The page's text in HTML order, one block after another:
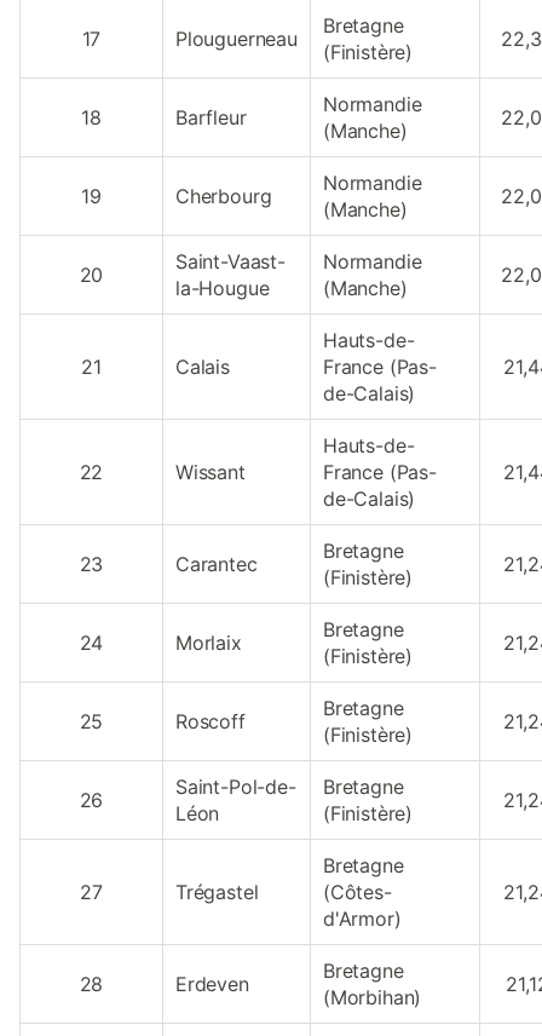
17 Plouguerneau
Bretagne
(Finistère)
18 Barfleur
Normandie
(Manche)
19 Cherbourg
Normandie
(Manche)
20
Saint-Vaast-
la-Hougue
Normandie
(Manche)
21 Calais
Hauts-de-
France (Pas-
de-Calais)
22 Wissant
Hauts-de-
France (Pas-
de-Calais)
23 Carantec
Bretagne
(Finistère)
24 Morlaix
Bretagne
(Finistère)
25 Roscoff
Bretagne
(Finistère)
26
Saint-Pol-de-
Léon
Bretagne
(Finistère)
27 Trégastel
Bretagne
(Côtes-
d'Armor)
28 Erdeven
Bretagne
(Morbihan)